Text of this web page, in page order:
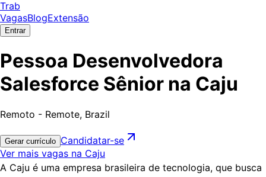
Trab
VagasBlogExtensão
Entrar
Pessoa Desenvolvedora
Salesforce Sênior na Caju
Remoto - Remote, Brazil
Gerar currículo Candidatar-se
Ver mais vagas na Caju
A Caju é uma empresa brasileira de tecnologia, que busca